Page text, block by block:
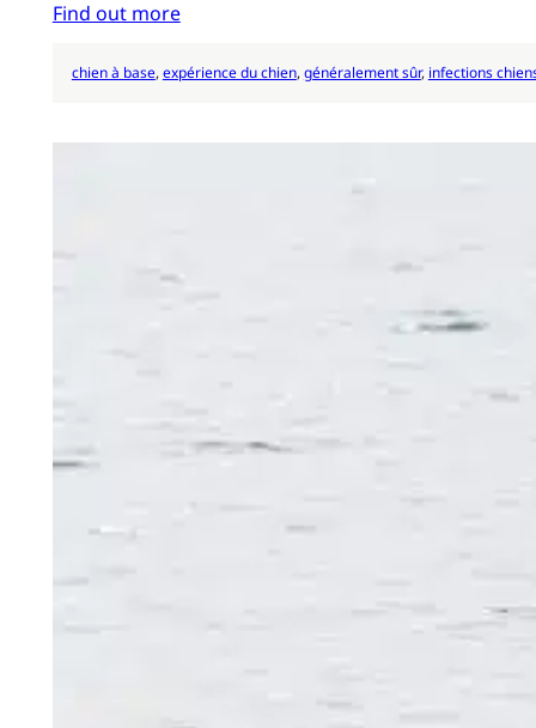
Find out more
chien à base, expérience du chien, généralement sûr, infections